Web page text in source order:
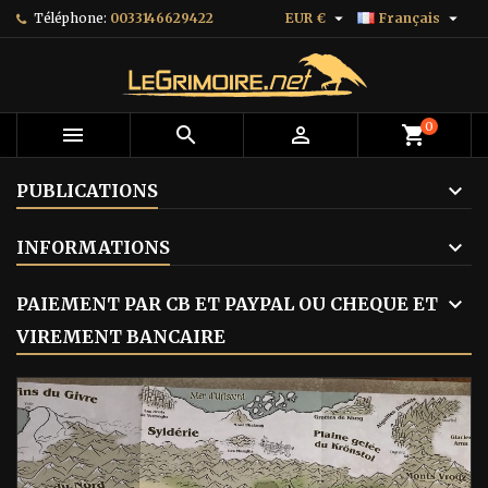
Téléphone: 0033146629422 Français 
EUR € 
   shopping_cart0
PUBLICATIONS
INFORMATIONS
PAIEMENT PAR CB ET PAYPAL OU CHEQUE ET
VIREMENT BANCAIRE